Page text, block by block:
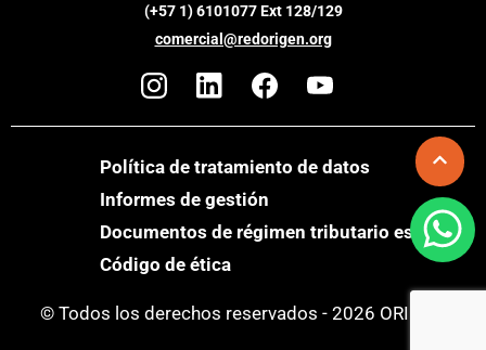
(+57 1) 6101077 Ext 128/129
comercial@redorigen.org
Política de tratamiento de datos
Informes de gestión
Documentos de régimen tributario especial
Código de ética
© Todos los derechos reservados - 2026 ORIGEN